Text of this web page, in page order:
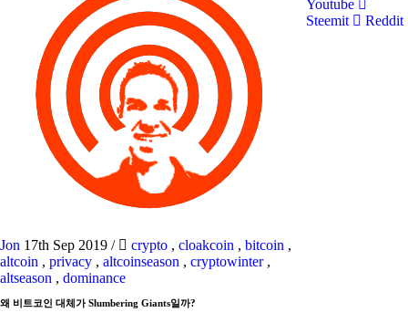
Jon 17th Sep 2019 / crypto , cloakcoin , bitcoin ,
altcoin , privacy , altcoinseason , cryptowinter,
altseason , dominance
왜 비트코인 대체가 Slumbering Giants일까?
Youtube
Steemit
Reddit